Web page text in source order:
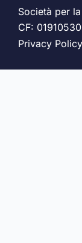
Società per
CF:
Privacy Policy